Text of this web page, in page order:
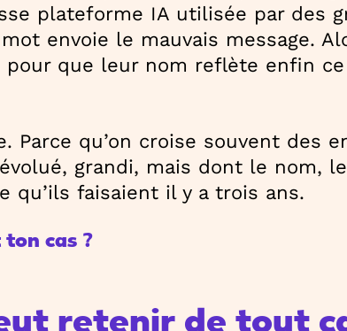
plateforme IA utilisée par des
envoie le mauvais message.
pour que leur nom reflète enfin
Parce qu’on croise souvent des
évolué, grandi, mais dont le nom,
qu’ils faisaient il y a trois ans.
ton cas ?